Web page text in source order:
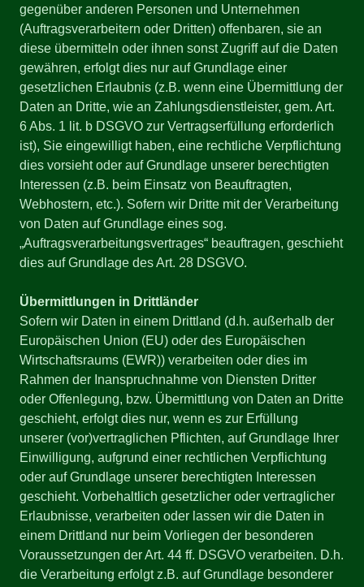
gegenüber anderen Personen und Unternehmen
(Auftragsverarbeitern oder Dritten) offenbaren, sie an
diese übermitteln oder ihnen sonst Zugriff auf die Daten
gewähren, erfolgt dies nur auf Grundlage einer
gesetzlichen Erlaubnis (z.B. wenn eine Übermittlung der
Daten an Dritte, wie an Zahlungsdienstleister, gem. Art.
6 Abs. 1 lit. b DSGVO zur Vertragserfüllung erforderlich
ist), Sie eingewilligt haben, eine rechtliche Verpflichtung
dies vorsieht oder auf Grundlage unserer berechtigten
Interessen (z.B. beim Einsatz von Beauftragten,
Webhostern, etc.). Sofern wir Dritte mit der Verarbeitung
von Daten auf Grundlage eines sog.
„Auftragsverarbeitungsvertrages“ beauftragen, geschieht
dies auf Grundlage des Art. 28 DSGVO.
Übermittlungen in Drittländer
Sofern wir Daten in einem Drittland (d.h. außerhalb der
Europäischen Union (EU) oder des Europäischen
Wirtschaftsraums (EWR)) verarbeiten oder dies im
Rahmen der Inanspruchnahme von Diensten Dritter
oder Offenlegung, bzw. Übermittlung von Daten an Dritte
geschieht, erfolgt dies nur, wenn es zur Erfüllung
unserer (vor)vertraglichen Pflichten, auf Grundlage Ihrer
Einwilligung, aufgrund einer rechtlichen Verpflichtung
oder auf Grundlage unserer berechtigten Interessen
geschieht. Vorbehaltlich gesetzlicher oder vertraglicher
Erlaubnisse, verarbeiten oder lassen wir die Daten in
einem Drittland nur beim Vorliegen der besonderen
Voraussetzungen der Art. 44 ff. DSGVO verarbeiten. D.h.
die Verarbeitung erfolgt z.B. auf Grundlage besonderer